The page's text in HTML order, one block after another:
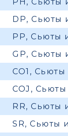
DP, Сьюты
PP, Сьюты
GP, Сьюты
CO1,
COJ,
RR, Сьюты
SR, Сьюты